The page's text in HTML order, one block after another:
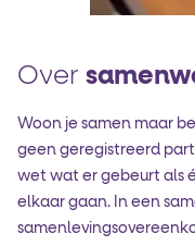
Over
Woon je samen maar
geen geregistreerd
wet wat er gebeurt als
elkaar gaan. In een